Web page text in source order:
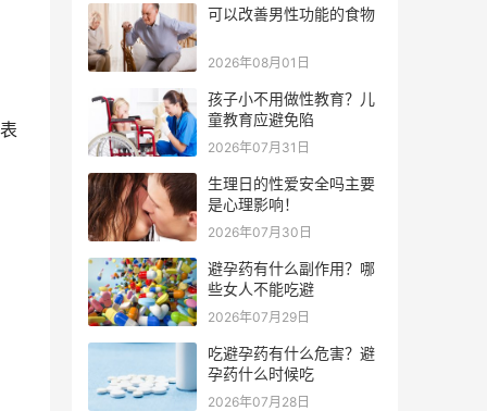
可以改善男性功能的食物
2026年08月01日
孩子小不用做性教育？儿
童教育应避免陷
2026年07月31日
生理日的性爱安全吗主要
是心理影响！
2026年07月30日
避孕药有什么副作用？哪
些女人不能吃避
2026年07月29日
吃避孕药有什么危害？避
孕药什么时候吃
2026年07月28日